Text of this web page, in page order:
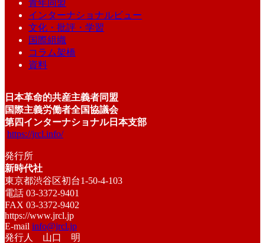
青年同盟
インターナショナルビュー
文化・批評・学習
国際組織
コラム架橋
資料
日本革命的共産主義者同盟
国際主義労働者全国協議会
第四インターナショナル日本支部
https://jrcl.info/
発行所
新時代社
東京都渋谷区初台1-50-4-103
電話 03-3372-9401
FAX 03-3372-9402
https://www.jrcl.jp
E-mail info@jrcl.jp
発行人 山口 明